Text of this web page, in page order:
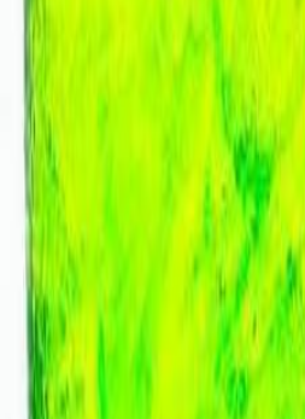
Bebidas gaseosas: conoce a sus
Un estudio realizado por Euromonitor